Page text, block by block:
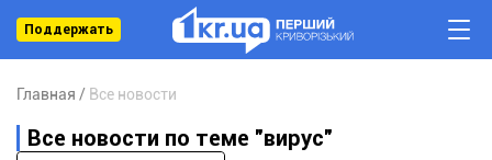
Поддержать
Главная Все новости
Все новости по теме "вирус"